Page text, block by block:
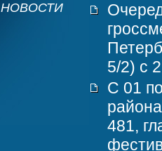
НОВОСТИ
5/2) с
С 01
481,